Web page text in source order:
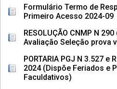
Formulário Termo de
Primeiro Acesso 2024-09
RESOLUÇÃO CNMP N
Avaliação Seleção prova
PORTARIA PGJ N 3.527 e
2024 (Dispõe Feriados e
Faculdativos)